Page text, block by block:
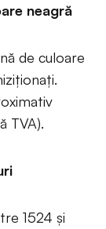
neagră
de culoare
TVA).
1524 și